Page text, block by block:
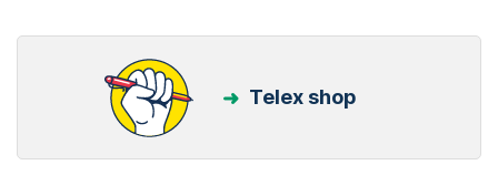
Telex shop